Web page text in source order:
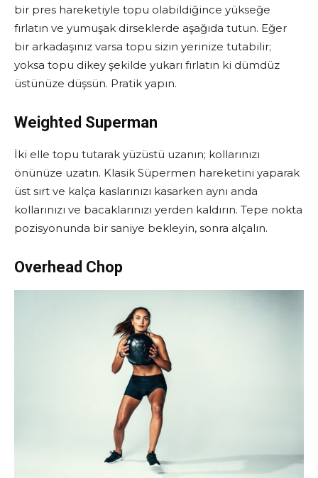
bir pres hareketiyle topu olabildiğince yükseğe
fırlatın ve yumuşak dirseklerde aşağıda tutun. Eğer
bir arkadaşınız varsa topu sizin yerinize tutabilir;
yoksa topu dikey şekilde yukarı fırlatın ki dümdüz
üstünüze düşsün. Pratik yapın.
Weighted Superman
İki elle topu tutarak yüzüstü uzanın; kollarınızı
önünüze uzatın. Klasik Süpermen hareketini yaparak
üst sırt ve kalça kaslarınızı kasarken aynı anda
kollarınızı ve bacaklarınızı yerden kaldırın. Tepe nokta
pozisyonunda bir saniye bekleyin, sonra alçalın.
Overhead Chop